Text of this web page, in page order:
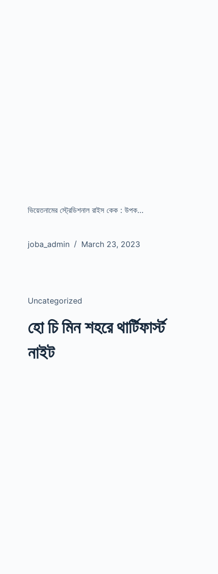
ভিয়েতনামের স্ট্রেডিশনাল রাইস কেক : উপক…
joba_admin March 23, 2023
Uncategorized
হো চি মিন শহরে থার্টিফার্স্ট
নাইট